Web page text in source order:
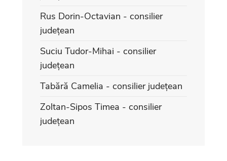
Rus Dorin-Octavian - consilier
județean
Suciu Tudor-Mihai - consilier
județean
Tabără Camelia - consilier județean
Zoltan-Sipos Timea - consilier
județean